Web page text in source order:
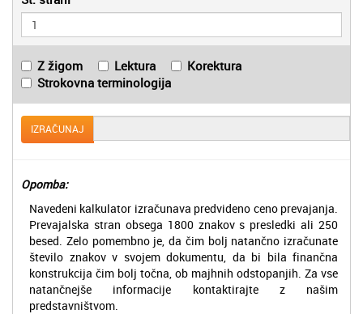
Z žigom Lektura
Korektura
Strokovna terminologija
IZRAČUNAJ
Opomba:
Navedeni kalkulator izračunava predvideno ceno prevajanja.
Prevajalska stran obsega 1800 znakov s presledki ali 250
besed. Zelo pomembno je, da čim bolj natančno izračunate
število znakov v svojem dokumentu, da bi bila finančna
konstrukcija čim bolj točna, ob majhnih odstopanjih. Za vse
natančnejše informacije kontaktirajte z našim
predstavništvom.